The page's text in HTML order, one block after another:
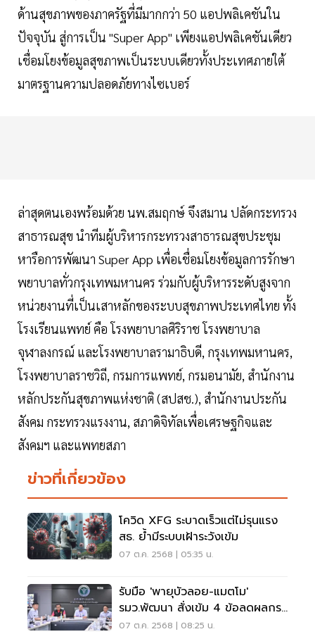
ด้านสุขภาพของภาครัฐที่มีมากกว่า 50 แอปพลิเคชันใน
ปัจจุบัน สู่การเป็น "Super App" เพียงแอปพลิเคชันเดียว
เชื่อมโยงข้อมูลสุขภาพเป็นระบบเดียวทั้งประเทศภายใต้
มาตรฐานความปลอดภัยทางไซเบอร์
ล่าสุดตนเองพร้อมด้วย นพ.สมฤกษ์ จึงสมาน ปลัดกระทรวง
สาธารณสุข นำทีมผู้บริหารกระทรวงสาธารณสุขประชุม
หารือการพัฒนา Super App เพื่อเชื่อมโยงข้อมูลการรักษา
พยาบาลทั่วกรุงเทพมหานคร ร่วมกับผู้บริหารระดับสูงจาก
หน่วยงานที่เป็นเสาหลักของระบบสุขภาพประเทศไทย ทั้ง
โรงเรียนแพทย์ คือ โรงพยาบาลศิริราช โรงพยาบาล
จุฬาลงกรณ์ และโรงพยาบาลรามาธิบดี, กรุงเทพมหานคร,
โรงพยาบาลราชวิถี, กรมการแพทย์, กรมอนามัย, สำนักงาน
หลักประกันสุขภาพแห่งชาติ (สปสช.), สำนักงานประกัน
สังคม กระทรวงแรงงาน, สภาดิจิทัลเพื่อเศรษฐกิจและ
สังคมฯ และแพทยสภา
ข่าวที่เกี่ยวข้อง
โควิด XFG ระบาดเร็วแต่ไม่รุนแรง
สธ. ย้ำมีระบบเฝ้าระวังเข้ม
07 ต.ค. 2568 | 05:35 น.
รับมือ 'พายุบัวลอย-แมตโม'
รมว.พัฒนา สั่งเข้ม 4 ข้อลดผลกระ
ทบปชช.
07 ต.ค. 2568 | 08:25 น.